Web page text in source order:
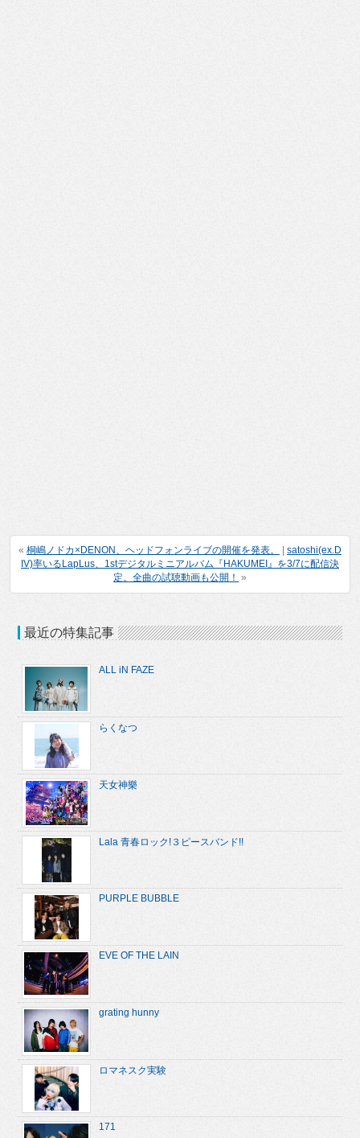
« 桐嶋ノドカ×DENON、ヘッドフォンライブの開催を発表。
satoshi(ex.D
IV)率いるLapLus、1stデジタルミニアルバム『HAKUMEI』を3/7に配信決
定。全曲の試聴動画も公開！ »
最近の特集記事
ALL iN FAZE
らくなつ
天女神樂
Lala 青春ロック!３ピースバンド!!
PURPLE BUBBLE
EVE OF THE LAIN
grating hunny
ロマネスク実験
171